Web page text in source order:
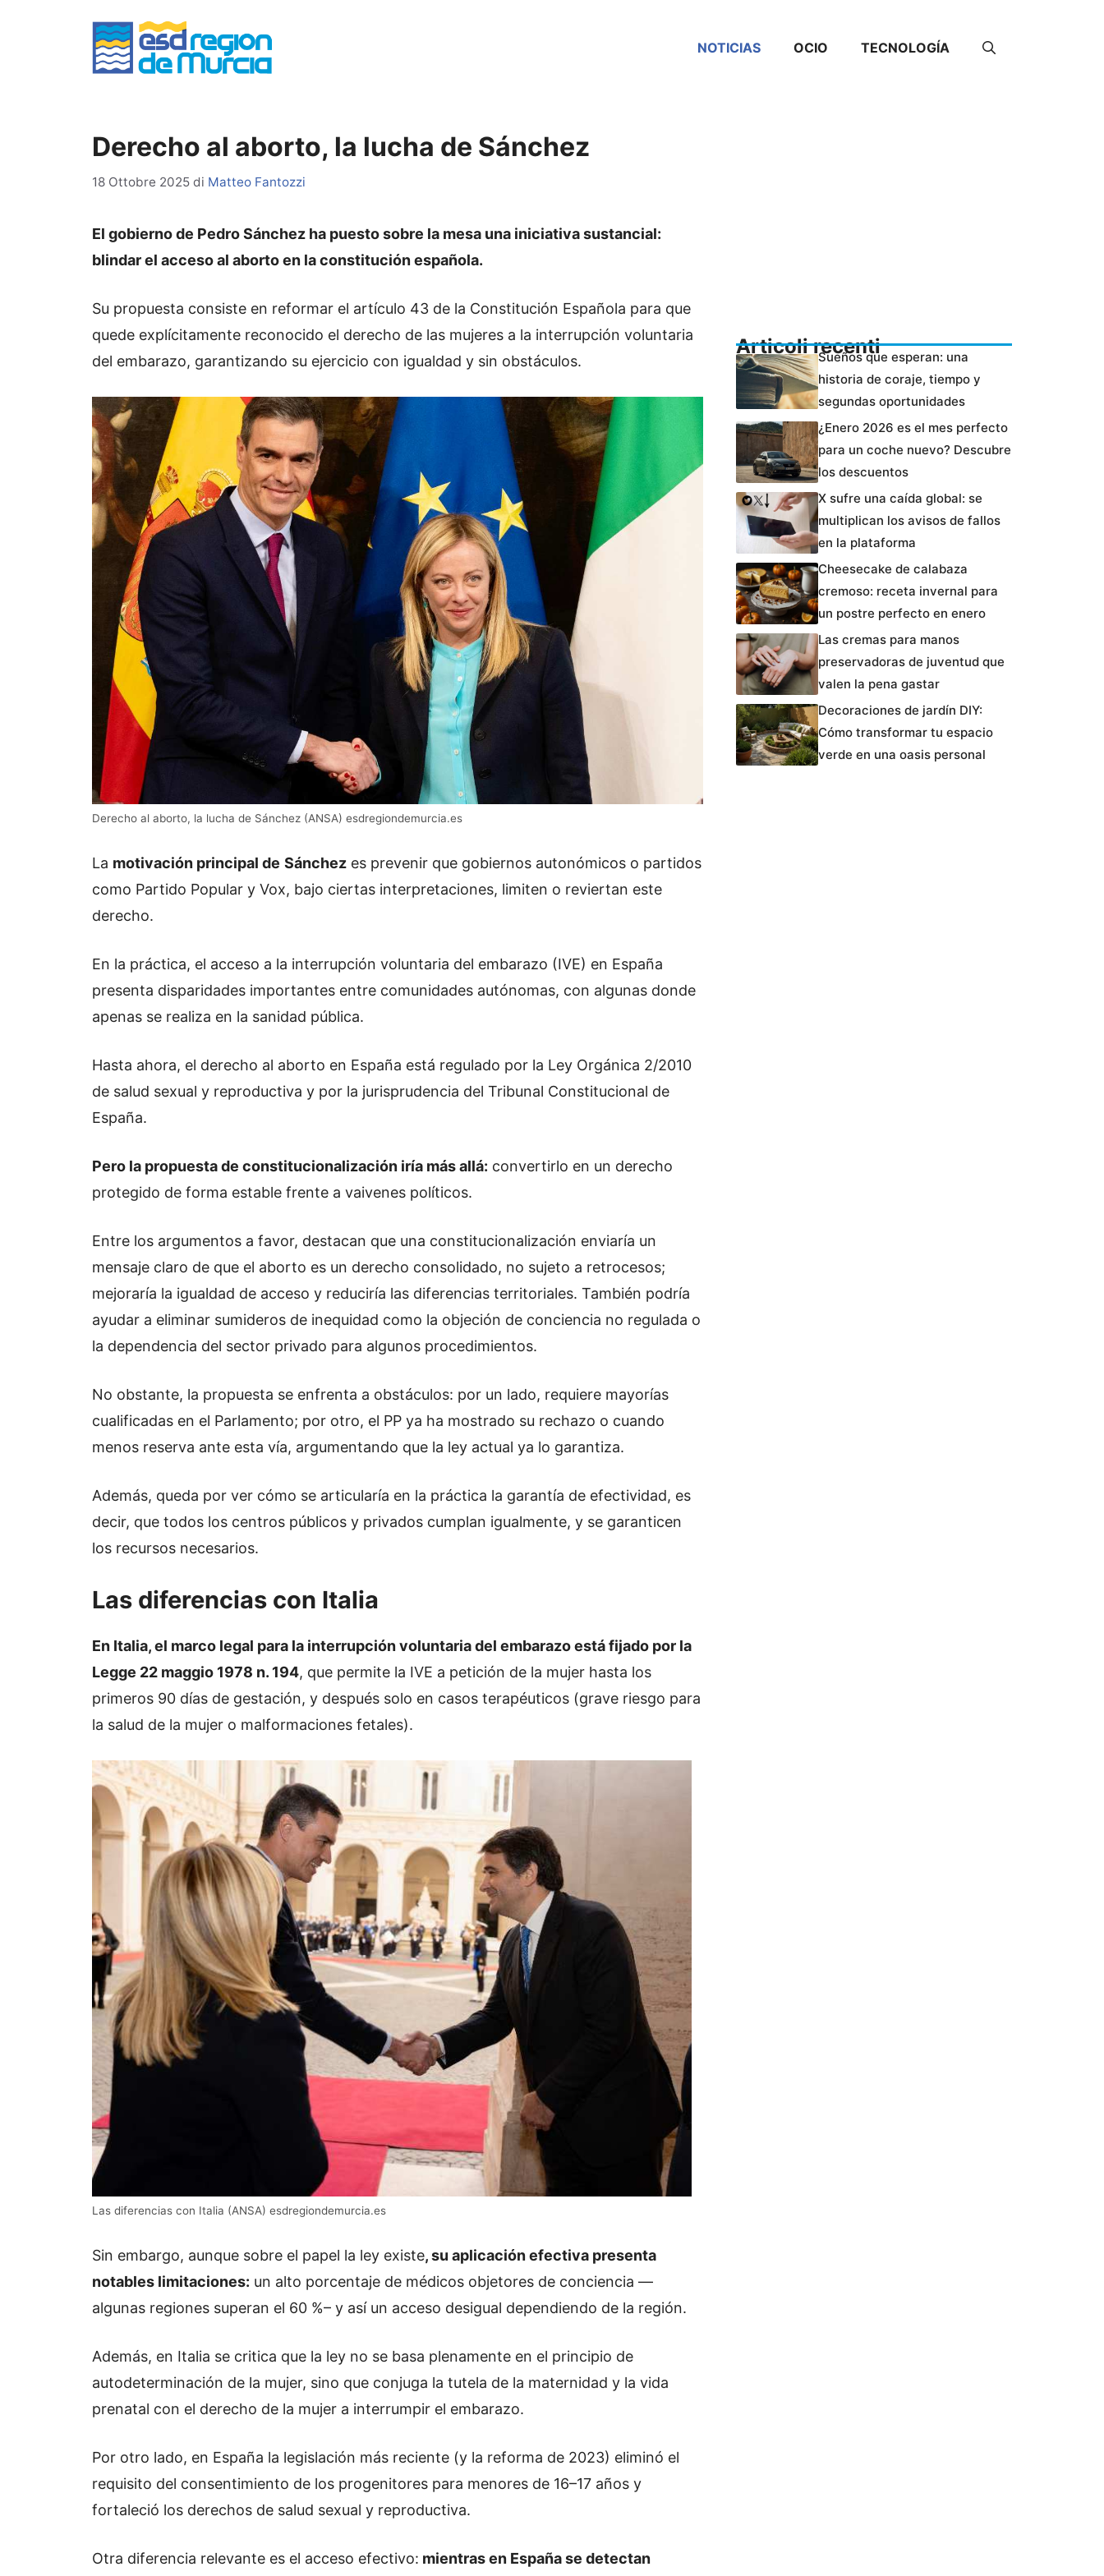
NOTICIAS OCIO TECNOLOGÍA
Derecho al aborto, la lucha de Sánchez
18 Ottobre 2025 di Matteo Fantozzi
El gobierno de Pedro Sánchez ha puesto sobre la mesa una iniciativa sustancial:
blindar el acceso al aborto en la constitución española.
Su propuesta consiste en reformar el artículo 43 de la Constitución Española para que
quede explícitamente reconocido el derecho de las mujeres a la interrupción voluntaria
del embarazo, garantizando su ejercicio con igualdad y sin obstáculos.
Derecho al aborto, la lucha de Sánchez (ANSA) esdregiondemurcia.es
La motivación principal de Sánchez es prevenir que gobiernos autonómicos o partidos
como Partido Popular y Vox, bajo ciertas interpretaciones, limiten o reviertan este
derecho.
En la práctica, el acceso a la interrupción voluntaria del embarazo (IVE) en España
presenta disparidades importantes entre comunidades autónomas, con algunas donde
apenas se realiza en la sanidad pública.
Hasta ahora, el derecho al aborto en España está regulado por la Ley Orgánica 2/2010
de salud sexual y reproductiva y por la jurisprudencia del Tribunal Constitucional de
España.
Pero la propuesta de constitucionalización iría más allá: convertirlo en un derecho
protegido de forma estable frente a vaivenes políticos.
Entre los argumentos a favor, destacan que una constitucionalización enviaría un
mensaje claro de que el aborto es un derecho consolidado, no sujeto a retrocesos;
mejoraría la igualdad de acceso y reduciría las diferencias territoriales. También podría
ayudar a eliminar sumideros de inequidad como la objeción de conciencia no regulada o
la dependencia del sector privado para algunos procedimientos.
No obstante, la propuesta se enfrenta a obstáculos: por un lado, requiere mayorías
cualificadas en el Parlamento; por otro, el PP ya ha mostrado su rechazo o cuando
menos reserva ante esta vía, argumentando que la ley actual ya lo garantiza.
Además, queda por ver cómo se articularía en la práctica la garantía de efectividad, es
decir, que todos los centros públicos y privados cumplan igualmente, y se garanticen
los recursos necesarios.
Las diferencias con Italia
En Italia, el marco legal para la interrupción voluntaria del embarazo está fijado por la
Legge 22 maggio 1978 n. 194, que permite la IVE a petición de la mujer hasta los
primeros 90 días de gestación, y después solo en casos terapéuticos (grave riesgo para
la salud de la mujer o malformaciones fetales).
Las diferencias con Italia (ANSA) esdregiondemurcia.es
Sin embargo, aunque sobre el papel la ley existe, su aplicación efectiva presenta
notables limitaciones: un alto porcentaje de médicos objetores de conciencia —
algunas regiones superan el 60 %– y así un acceso desigual dependiendo de la región.
Además, en Italia se critica que la ley no se basa plenamente en el principio de
autodeterminación de la mujer, sino que conjuga la tutela de la maternidad y la vida
prenatal con el derecho de la mujer a interrumpir el embarazo.
Por otro lado, en España la legislación más reciente (y la reforma de 2023) eliminó el
requisito del consentimiento de los progenitores para menores de 16–17 años y
fortaleció los derechos de salud sexual y reproductiva.
Otra diferencia relevante es el acceso efectivo: mientras en España se detectan
Articoli recentiSueños que esperan: una
historia de coraje, tiempo y
segundas oportunidades
¿Enero 2026 es el mes perfecto
para un coche nuevo? Descubre
los descuentos
X sufre una caída global: se
multiplican los avisos de fallos
en la plataforma
Cheesecake de calabaza
cremoso: receta invernal para
un postre perfecto en enero
Las cremas para manos
preservadoras de juventud que
valen la pena gastar
Decoraciones de jardín DIY:
Cómo transformar tu espacio
verde en una oasis personal